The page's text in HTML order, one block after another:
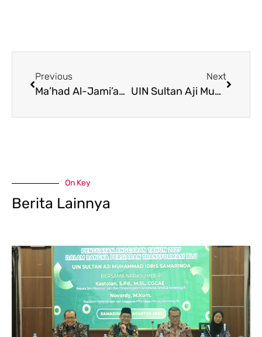
Previous
Ma’had Al-Jami’ah UIN Sultan Aji Muhammad Idris Samarinda Gelar Kuliah Umum dan Pelatihan Jam’iyyah Ruqyah Aswaja (JRA)
Next
UIN Sultan Aji Muhammad Idris Samarinda Jadi Tuan Rumah Seminar Internasional MTQ Nasional Ke-30 Tahun 2024
On Key
Berita Lainnya